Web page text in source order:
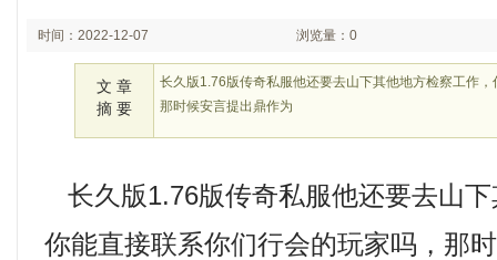
时间：2022-12-07 浏览量：0
文 章
摘 要
长久版1.76版传奇私服他还要去山下其他地方检察工作
那时候安言提出鼎作为
长久版1.76版传奇私服他还要去山
你能直接联系你们行会的玩家吗，那